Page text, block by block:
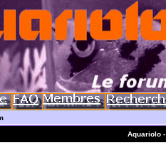
Aquariolo